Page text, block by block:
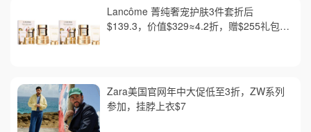
Lancôme 菁纯奢宠护肤3件套折后
$139.3，价值$329≈4.2折，赠$255礼包含
Zara美国官网年中大促低至3折，ZW系列
参加，挂脖上衣$7